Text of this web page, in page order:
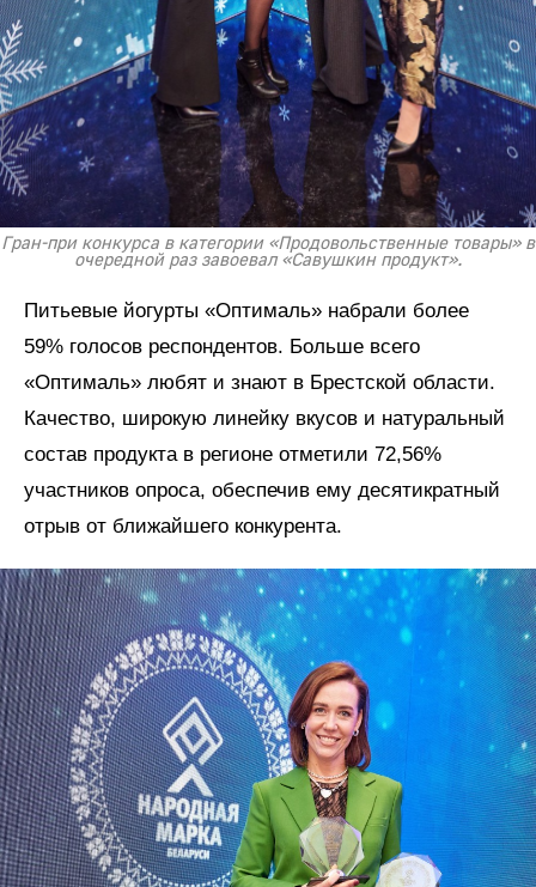
Гран-при конкурса в категории «Продовольственные товары» в
очередной раз завоевал «Савушкин продукт».
Питьевые йогурты «Оптималь» набрали более
59% голосов респондентов. Больше всего
«Оптималь» любят и знают в Брестской области.
Качество, широкую линейку вкусов и натуральный
состав продукта в регионе отметили 72,56%
участников опроса, обеспечив ему десятикратный
отрыв от ближайшего конкурента.